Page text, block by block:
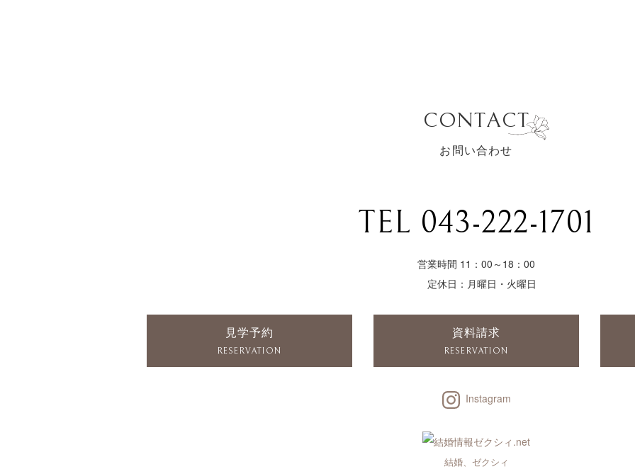
CONTACT
お問い合わせ
TEL 043-222-1701
営業時間 11：00～18：00
定休日：月曜日・火曜日
見学予約
RESERVATION
資料請求
RESERVATION
Instagram
結婚、ゼクシィ